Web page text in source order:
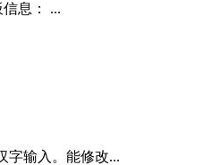
息： ...
字输入。能修改...